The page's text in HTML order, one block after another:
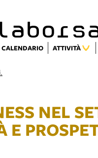
CALENDARIO ATTIVITÀ
NEL
E